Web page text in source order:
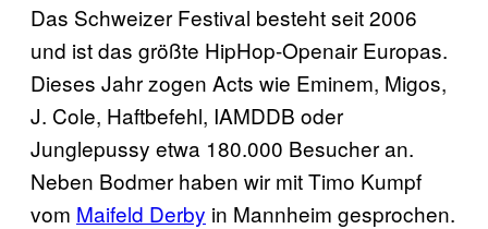
Das Schweizer Festival besteht seit 2006
und ist das größte HipHop-Openair Europas.
Dieses Jahr zogen Acts wie Eminem, Migos,
J. Cole, Haftbefehl, IAMDDB oder
Junglepussy etwa 180.000 Besucher an.
Neben Bodmer haben wir mit Timo Kumpf
vom Maifeld Derby in Mannheim gesprochen.